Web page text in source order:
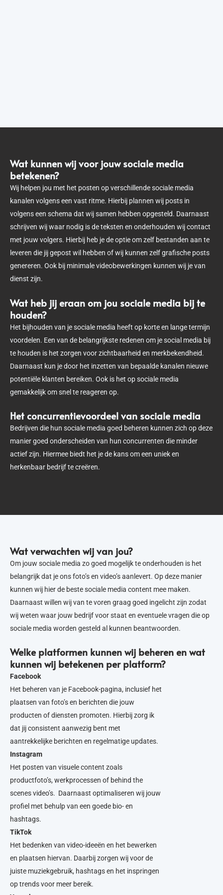
Wat kunnen wij voor jouw sociale media
betekenen?
Wij helpen jou met het posten op verschillende sociale media
kanalen volgens een vast ritme. Hierbij plannen wij posts in
volgens een schema dat wij samen hebben opgesteld. Daarnaast
schrijven wij waar nodig is de teksten en onderhouden wij contact
met jouw volgers. Hierbij heb je de optie om zelf bestanden aan te
leveren die jij gepost wil hebben of wij kunnen zelf grafische posts
genereren. Ook bij minimale videobewerkingen kunnen wij je van
dienst zijn.
Wat heb jij eraan om jou sociale media bij te
houden?
Het bijhouden van je sociale media heeft op korte en lange termijn
voordelen. Een van de belangrijkste redenen om je social media bij
te houden is het zorgen voor zichtbaarheid en merkbekendheid.
Daarnaast kun je door het inzetten van bepaalde kanalen nieuwe
potentiële klanten bereiken. Ook is het op sociale media
gemakkelijk om snel te reageren op.
Het concurrentievoordeel van sociale media
Bedrijven die hun sociale media goed beheren kunnen zich op deze
manier goed onderscheiden van hun concurrenten die minder
actief zijn. Hiermee biedt het je de kans om een uniek en
herkenbaar bedrijf te creëren.
Wat verwachten wij van jou?
Om jouw sociale media zo goed mogelijk te onderhouden is het
belangrijk dat je ons foto’s en video’s aanlevert. Op deze manier
kunnen wij hier de beste sociale media content mee maken.
Daarnaast willen wij van te voren graag goed ingelicht zijn zodat
wij weten waar jouw bedrijf voor staat en eventuele vragen die op
sociale media worden gesteld al kunnen beantwoorden.
Welke platformen kunnen wij beheren en wat
kunnen wij betekenen per platform?
Facebook
Het beheren van je Facebook-pagina, inclusief het
plaatsen van foto’s en berichten die jouw
producten of diensten promoten. Hierbij zorg ik
dat jij consistent aanwezig bent met
aantrekkelijke berichten en regelmatige updates.
Instagram
Het posten van visuele content zoals
productfoto’s, werkprocessen of behind the
scenes video’s. Daarnaast optimaliseren wij jouw
profiel met behulp van een goede bio- en
hashtags.
TikTok
Het bedenken van video-ideeën en het bewerken
en plaatsen hiervan. Daarbij zorgen wij voor de
juiste muziekgebruik, hashtags en het inspringen
op trends voor meer bereik.